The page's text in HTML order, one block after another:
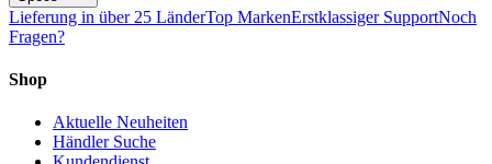
Lieferung in über 25 LänderTop MarkenErstklassiger SupportNoch
Fragen?
Shop
Aktuelle Neuheiten
Händler Suche